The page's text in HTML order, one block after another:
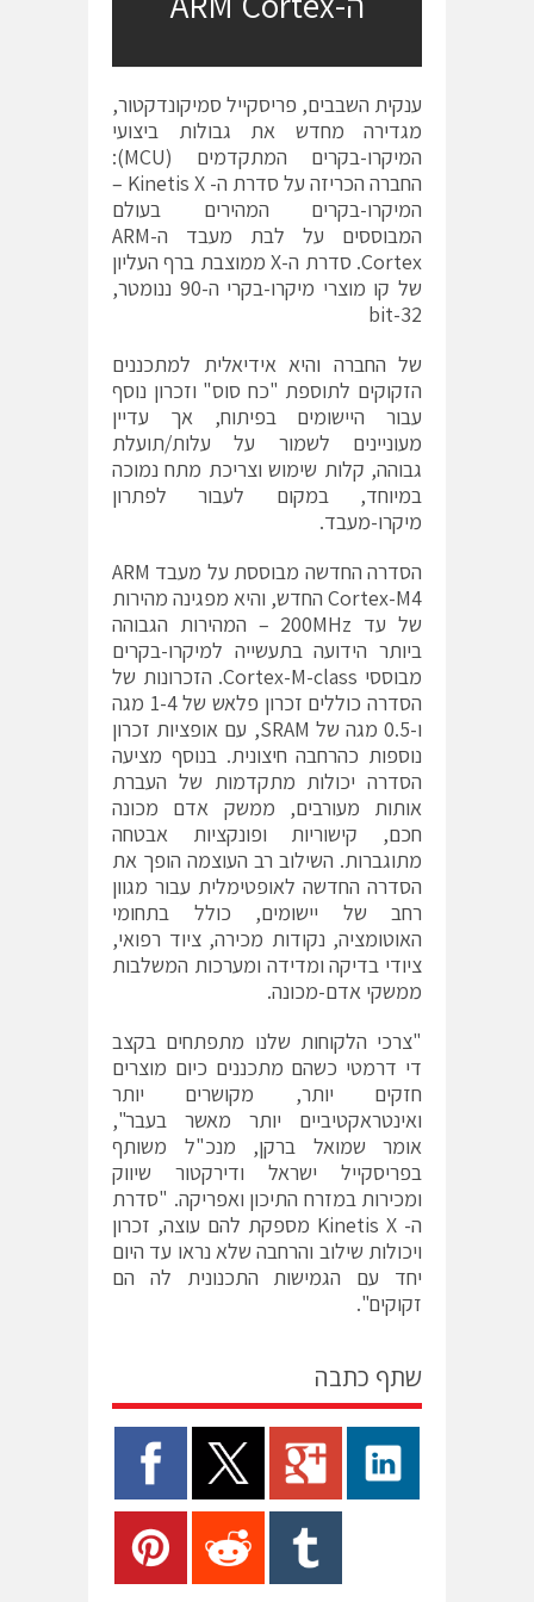
ענקית השבבים, פריסקייל סמיקונדקטור,
מגדירה מחדש את גבולות ביצועי
המיקרו-בקרים המתקדמים (MCU):
החברה הכריזה על סדרת ה- Kinetis X –
המיקרו-בקרים המהירים בעולם
המבוססים על לבת מעבד ה-ARM
Cortex. סדרת ה-X ממוצבת ברף העליון
של קו מוצרי מיקרו-בקרי ה-90 ננומטר,
32-bit
של החברה והיא אידיאלית למתכננים
הזקוקים לתוספת "כח סוס" וזכרון נוסף
עבור היישומים בפיתוח, אך עדיין
מעוניינים לשמור על עלות/תועלת
גבוהה, קלות שימוש וצריכת מתח נמוכה
במיוחד, במקום לעבור לפתרון
מיקרו-מעבד.
הסדרה החדשה מבוססת על מעבד ARM
Cortex-M4 החדש, והיא מפגינה מהירות
של עד 200MHz – המהירות הגבוהה
ביותר הידועה בתעשייה למיקרו-בקרים
מבוססי Cortex-M-class. הזכרונות של
הסדרה כוללים זכרון פלאש של 1-4 מגה
ו-0.5 מגה של SRAM, עם אופציות זכרון
נוספות כהרחבה חיצונית. בנוסף מציעה
הסדרה יכולות מתקדמות של העברת
אותות מעורבים, ממשק אדם מכונה
חכם, קישוריות ופונקציות אבטחה
מתוגברות. השילוב רב העוצמה הופך את
הסדרה החדשה לאופטימלית עבור מגוון
רחב של יישומים, כולל בתחומי
האוטומציה, נקודות מכירה, ציוד רפואי,
ציודי בדיקה ומדידה ומערכות המשלבות
ממשקי אדם-מכונה.
"צרכי הלקוחות שלנו מתפתחים בקצב
די דרמטי כשהם מתכננים כיום מוצרים
חזקים יותר, מקושרים יותר
ואינטראקטיביים יותר מאשר בעבר",
אומר שמואל ברקן, מנכ"ל משותף
בפריסקייל ישראל ודירקטור שיווק
ומכירות במזרח התיכון ואפריקה. "סדרת
ה- Kinetis X מספקת להם עוצה, זכרון
ויכולות שילוב והרחבה שלא נראו עד היום
יחד עם הגמישות התכנונית לה הם
זקוקים".
שתף כתבה